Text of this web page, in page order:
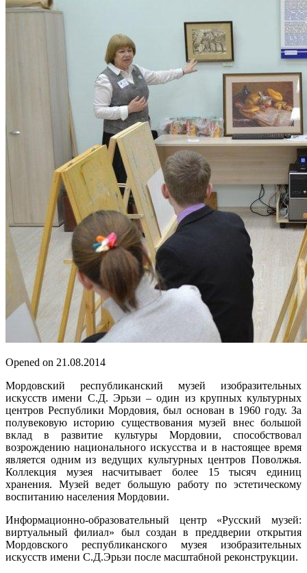
Opened on 21.08.2014
Мордовский республиканский музей изобразительных
искусств имени С.Д. Эрьзи – один из крупных культурных
центров Республики Мордовия, был основан в 1960 году. За
полувековую историю существования музей внес большой
вклад в развитие культуры Мордовии, способствовал
возрождению национального искусства и в настоящее время
является одним из ведущих культурных центров Поволжья.
Коллекция музея насчитывает более 15 тысяч единиц
хранения. Музей ведет большую работу по эстетическому
воспитанию населения Мордовии.
Информационно-образовательный центр «Русский музей:
виртуальный филиал» был создан в преддверии открытия
Мордовского республиканского музея изобразительных
искусств имени С.Д.Эрьзи после масштабной реконструкции.